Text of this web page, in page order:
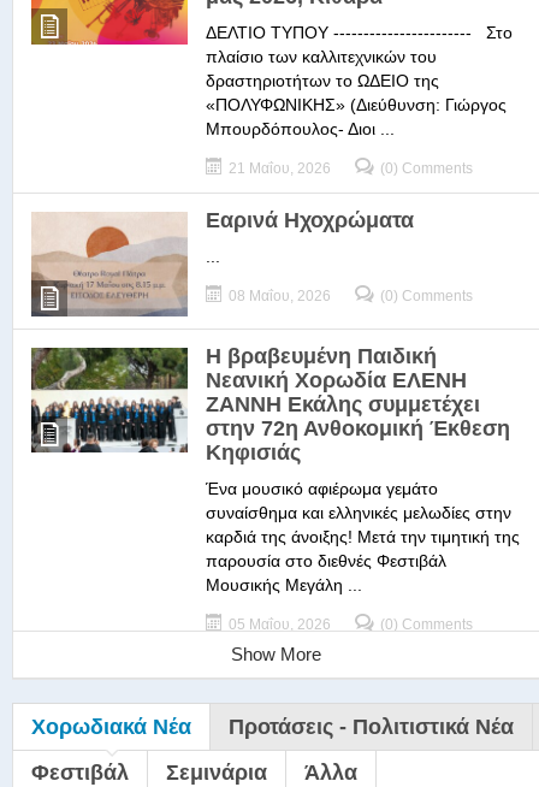
ΔΕΛΤΙΟ ΤΥΠΟΥ ----------------------- Στο
πλαίσιο των καλλιτεχνικών του
δραστηριοτήτων το ΩΔΕΙΟ της
«ΠΟΛΥΦΩΝΙΚΗΣ» (Διεύθυνση: Γιώργος
Μπουρδόπουλος- Διοι ...
21 Μαΐου, 2026 (0) Comments
Εαρινά Ηχοχρώματα
08 Μαΐου, 2026 (0) Comments
Η βραβευμένη Παιδική
Νεανική Χορωδία ΕΛΕΝΗ
ΖΑΝΝΗ Εκάλης συμμετέχει
στην 72η Ανθοκομική Έκθεση
Κηφισιάς
Ένα μουσικό αφιέρωμα γεμάτο
συναίσθημα και ελληνικές μελωδίες στην
καρδιά της άνοιξης! Μετά την τιμητική της
παρουσία στο διεθνές Φεστιβάλ
Μουσικής Μεγάλη ...
05 Μαΐου, 2026 (0) Comments
Show More
Χορωδιακά Νέα
Προτάσεις - Πολιτιστικά Νέα
Φεστιβάλ
Σεμινάρια Άλλα